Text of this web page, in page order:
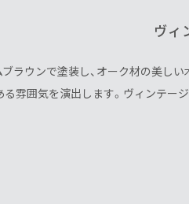
ヴィ
ラウンで塗装し、オーク材の美し
雰囲気を演出します。ヴィンテー